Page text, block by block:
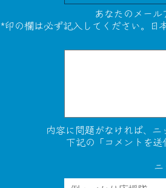
あなたのメール
*印の欄は必ず記入してください。日
内容に問題がなければ、
下記の「コメントを送